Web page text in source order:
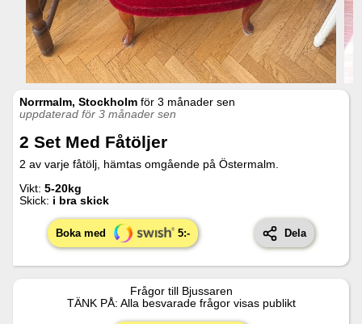
Norrmalm, Stockholm för 3 månader sen
uppdaterad för 3 månader sen
2 Set Med Fåtöljer
2 av varje fåtölj, hämtas omgående på Östermalm.
Vikt: 5-20kg
Skick: i bra skick
Boka med 5:- Dela
Frågor till Bjussaren
TÄNK PÅ: Alla besvarade frågor visas publikt